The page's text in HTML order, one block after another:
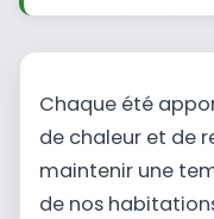
Chaque été
de chaleur et de
maintenir une
de nos